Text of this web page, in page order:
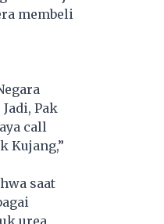
membeli
Pak
call
Kujang,”
saat
urea